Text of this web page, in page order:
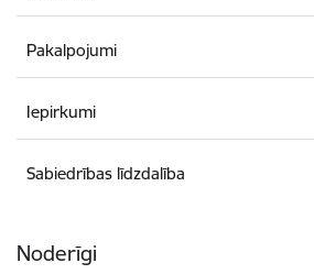
Pakalpojumi
Iepirkumi
Sabiedrības līdzdalība
Noderīgi